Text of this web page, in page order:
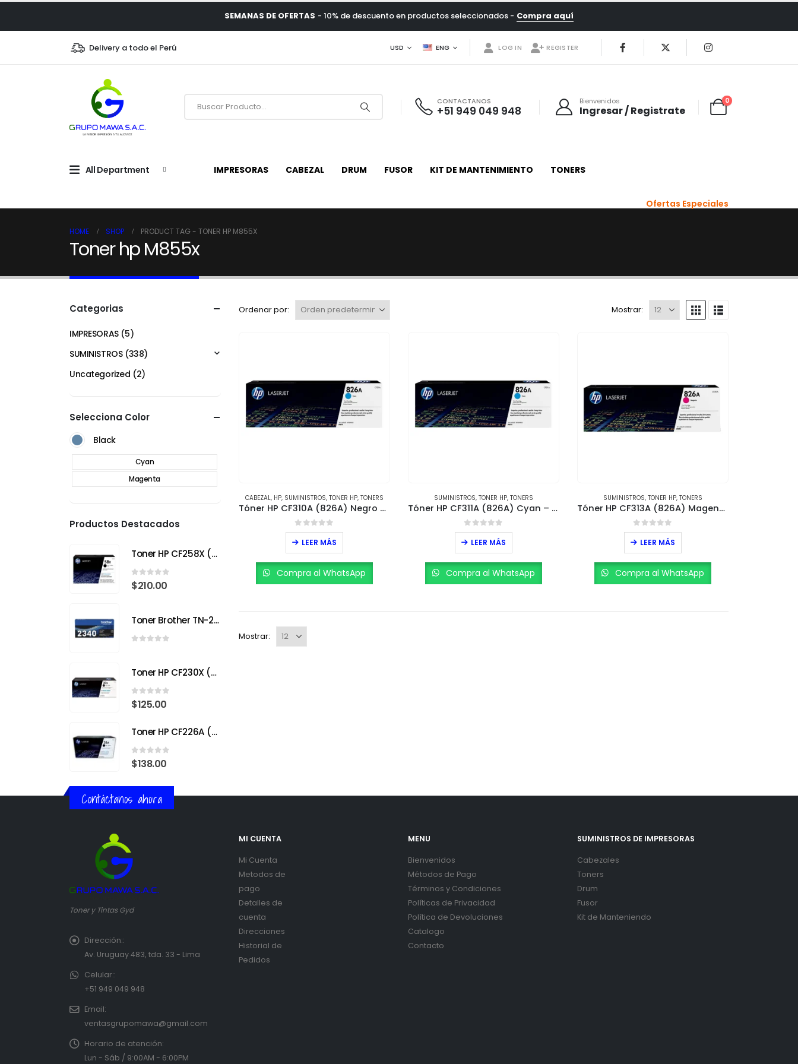
SEMANAS DE OFERTAS - 10% de descuento en productos seleccionados - Compra aquí
Delivery a todo el Perú USD ENG LOG IN REGISTER
CONTACTANOS
+51 949 049 948
Bienvenidos
Ingresar / Registrate
0
All Department IMPRESORAS CABEZAL DRUM FUSOR KIT DE MANTENIMIENTO TONERS
Ofertas Especiales
HOME SHOP PRODUCT TAG - TONER HP M855X
Toner hp M855x
Ordenar por: Mostrar:
CABEZAL, HP, SUMINISTROS, TONER HP, TONERS
Tóner HP CF310A (826A) Negro – Compatible con HP M855DN
0out of 5
LEER MÁS
Compra al WhatsApp
SUMINISTROS, TONER HP, TONERS
Tóner HP CF311A (826A) Cyan – Compatible con HP M855DN
0out of 5
LEER MÁS
Compra al WhatsApp
SUMINISTROS, TONER HP, TONERS
Tóner HP CF313A (826A) Magenta – Rendimiento de 32,500 páginas
0out of 5
LEER MÁS
Compra al WhatsApp
Mostrar:
Categorias
IMPRESORAS (5)
SUMINISTROS (338)
Uncategorized (2)
Selecciona Color
Black
Cyan
Magenta
Productos Destacados
Toner HP CF258X (58X) Negro para HP LaserJet Pro
0 out of 5
$210.00
Toner Brother TN-2340
Toner HP CF230X (30X) Negro para HP LaserJet Pro
0out of 5
$125.00
Toner HP CF226A (26A) Negro para HP LaserJet Pro M402
0out of 5
$138.00
Contáctanos ahora
Toner y Tintas Gyd
Dirección::
Av. Uruguay 483, tda. 33 - Lima
Celular::
+51 949 049 948
Email:
ventasgrupomawa@gmail.com
Horario de atención:
Lun - Sáb / 9:00AM - 6:00PM
MI CUENTA
Mi Cuenta
Metodos de
pago
Detalles de
cuenta
Direcciones
Historial de
Pedidos
MENU
Bienvenidos
Métodos de Pago
Términos y Condiciones
Políticas de Privacidad
Política de Devoluciones
Catalogo
Contacto
SUMINISTROS DE IMPRESORAS
Cabezales
Toners
Drum
Fusor
Kit de Manteniendo